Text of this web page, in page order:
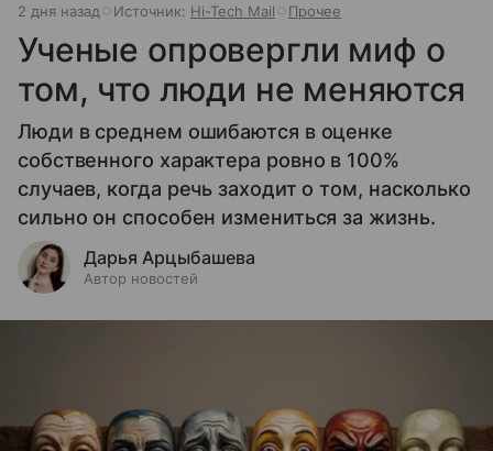
2 дня назад Источник: Hi-Tech Mail Прочее
Ученые опровергли миф о
том, что люди не меняются
Люди в среднем ошибаются в оценке
собственного характера ровно в 100%
случаев, когда речь заходит о том, насколько
сильно он способен измениться за жизнь.
Дарья Арцыбашева
Автор новостей